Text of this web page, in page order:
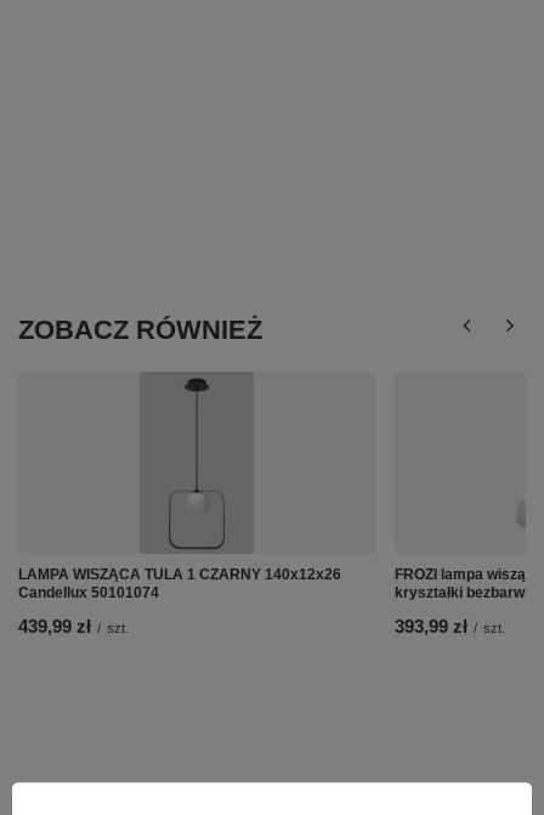
ZOBACZ RÓWNIEŻ
LAMPA WISZĄCA TULA 1 CZARNY 140x12x26
Candellux 50101074
439,99 zł / szt.
FROZI lampa
kryształki
393,99 zł / szt.